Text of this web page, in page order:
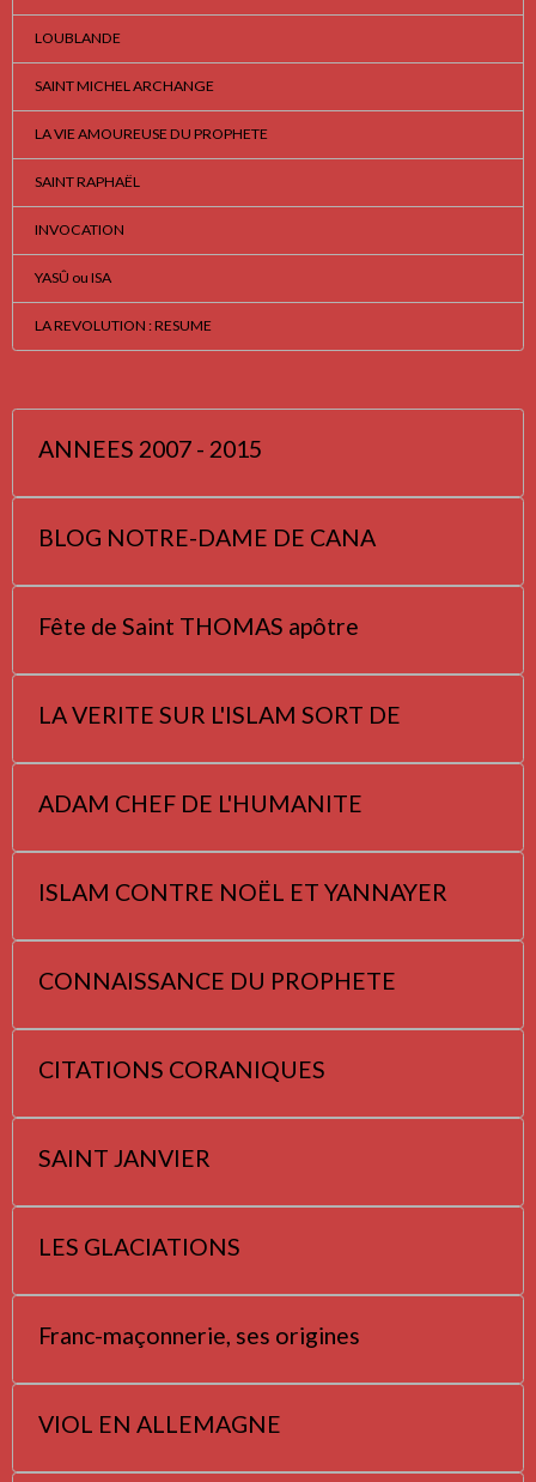
LOUBLANDE
SAINT MICHEL ARCHANGE
LA VIE AMOUREUSE DU PROPHETE
SAINT RAPHAËL
INVOCATION
YASÛ ou ISA
LA REVOLUTION : RESUME
ANNEES 2007 - 2015
BLOG NOTRE-DAME DE CANA
Fête de Saint THOMAS apôtre
LA VERITE SUR L'ISLAM SORT DE
ADAM CHEF DE L'HUMANITE
ISLAM CONTRE NOËL ET YANNAYER
CONNAISSANCE DU PROPHETE
CITATIONS CORANIQUES
SAINT JANVIER
LES GLACIATIONS
Franc-maçonnerie, ses origines
VIOL EN ALLEMAGNE